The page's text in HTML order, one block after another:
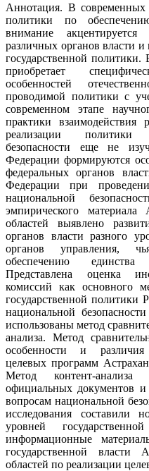
Аннотация. В современных
политики по
внимание
различных органов власти и
государственной
приобретает
особенностей
проводимой политики с
современном этапе
практики взаимодействия
реализации политики
безопасности еще не
Федерации формируются
федеральных органов
Федерации при
национальной
эмпирического материала
областей выявлено
органов власти разного
органов управления,
обеспечению единства
Представлена оценка
комиссий как основного
государственной политики
национальной
использованы метод
анализа. Метод
особенности и различия
целевых программ
Метод контент-
официальных документов
вопросам национальной
исследования составили
уровней
информационные
государственной власти
областей по реализации